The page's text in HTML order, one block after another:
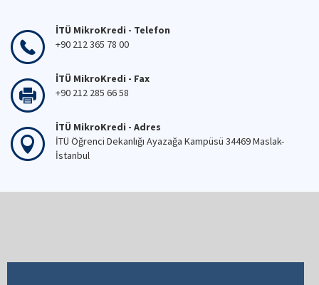
İTÜ MikroKredi - Telefon
+90 212 365 78 00
İTÜ MikroKredi - Fax
+90 212 285 66 58
İTÜ MikroKredi - Adres
İTÜ Öğrenci Dekanlığı Ayazağa Kampüsü 34469 Maslak-
İstanbul